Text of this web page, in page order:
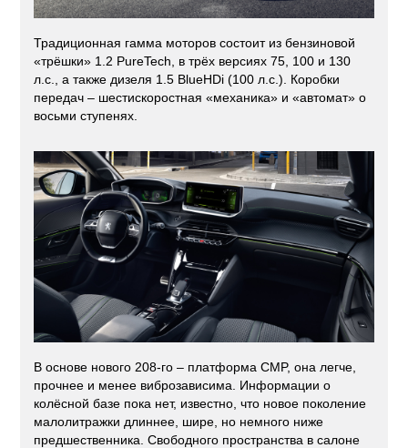
Традиционная гамма моторов состоит из бензиновой
«трёшки» 1.2 PureTech, в трёх версиях 75, 100 и 130
л.с., а также дизеля 1.5 BlueHDi (100 л.с.). Коробки
передач – шестискоростная «механика» и «автомат» о
восьми ступенях.
В основе нового 208-го – платформа CMP, она легче,
прочнее и менее виброзависима. Информации о
колёсной базе пока нет, известно, что новое поколение
малолитражки длиннее, шире, но немного ниже
предшественника. Свободного пространства в салоне